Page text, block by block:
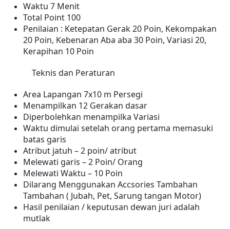
Waktu 7 Menit
Total Point 100
Penilaian : Ketepatan Gerak 20 Poin, Kekompakan
20 Poin, Kebenaran Aba aba 30 Poin, Variasi 20,
Kerapihan 10 Poin
Teknis dan Peraturan
Area Lapangan 7x10 m Persegi
Menampilkan 12 Gerakan dasar
Diperbolehkan menampilka Variasi
Waktu dimulai setelah orang pertama memasuki
batas garis
Atribut jatuh – 2 poin/ atribut
Melewati garis – 2 Poin/ Orang
Melewati Waktu – 10 Poin
Dilarang Menggunakan Accsories Tambahan
Tambahan ( Jubah, Pet, Sarung tangan Motor)
Hasil penilaian / keputusan dewan juri adalah
mutlak